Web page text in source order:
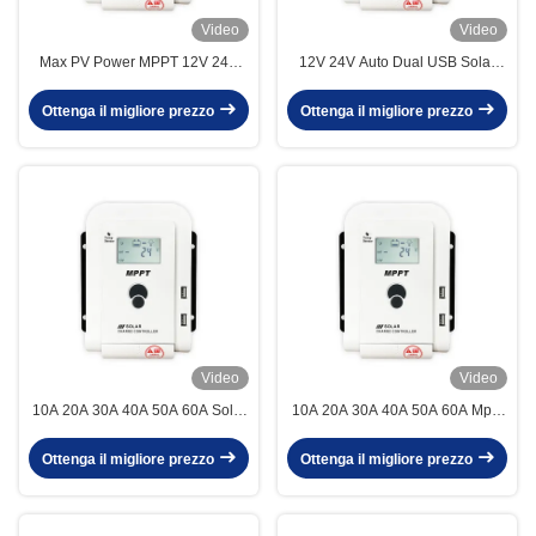
Video
Max PV Power MPPT 12V 24V
Panel Battery Charge Controller
for Lithium 10A 20A 30A 40A 50A
Ottenga il migliore prezzo
Video
12V 24V Auto Dual USB Solar
40A 50A 60A for Lithium Batteries
MPPT Solar Charge Regulator
Ottenga il migliore prezzo
Video
10A 20A 30A 40A 50A 60A Solar
for 12V/24V Auto Smart MPPT
PWM Solar Charging Regulator
Ottenga il migliore prezzo
Video
10A 20A 30A 40A 50A 60A Mppt
Regulator Regulateur Solar
Panel Battery Charge Controller
Ottenga il migliore prezzo